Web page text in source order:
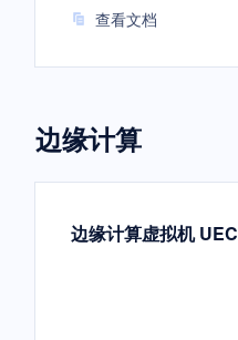
查看文档
边缘计算
边缘计算虚拟机 UEC